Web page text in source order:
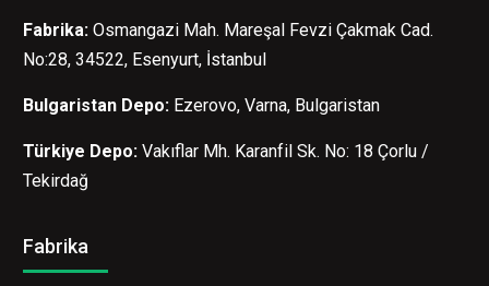
Fabrika: Osmangazi Mah. Mareşal Fevzi Çakmak Cad.
No:28, 34522, Esenyurt, İstanbul
Bulgaristan Depo: Ezerovo, Varna, Bulgaristan
Türkiye Depo: Vakıflar Mh. Karanfil Sk. No: 18 Çorlu /
Tekirdağ
Fabrika